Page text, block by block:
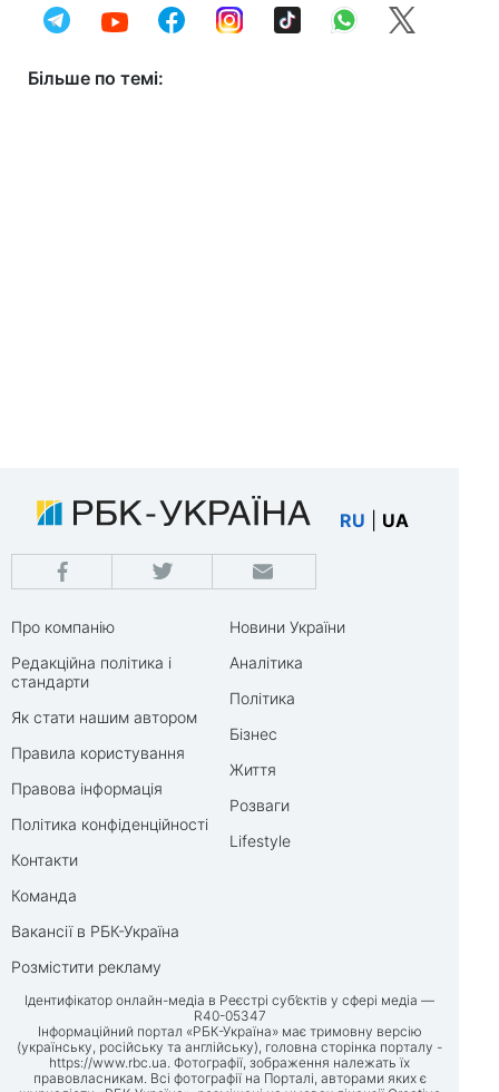
Більше по темі:
RU UA
Про компанію
Редакційна політика і
стандарти
Як стати нашим автором
Правила користування
Правова інформація
Політика конфіденційності
Контакти
Команда
Вакансії в РБК-Україна
Розмістити рекламу
Новини України
Аналітика
Політика
Бізнес
Життя
Розваги
Lifestyle
Ідентифікатор онлайн-медіа в Реєстрі суб’єктів у сфері медіа —
R40-05347
Інформаційний портал «РБК-Україна» має тримовну версію
(українську, російську та англійську), головна сторінка порталу -
https://www.rbc.ua. Фотографії, зображення належать їх
правовласникам. Всі фотографії на Порталі, авторами яких є